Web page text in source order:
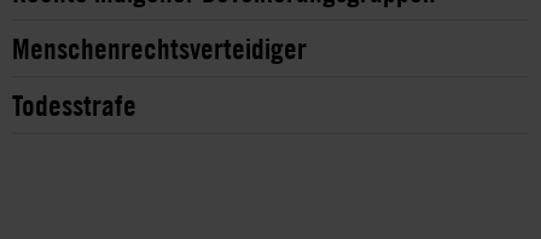
Menschenrechtsverteidiger
Todesstrafe